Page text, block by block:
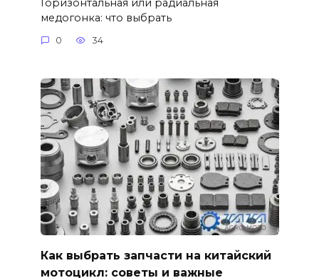
Горизонтальная или радиальная
медогонка: что выбрать
0 34
Как выбрать запчасти на китайский
мотоцикл: советы и важные